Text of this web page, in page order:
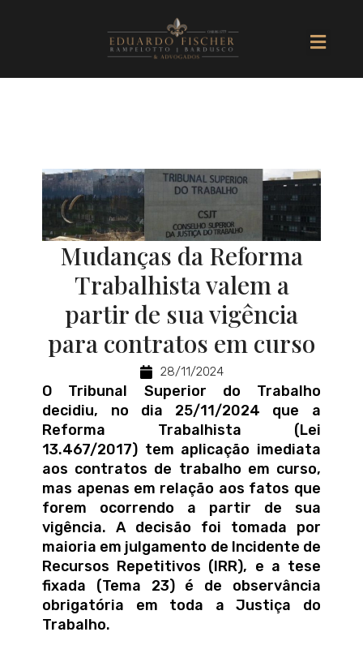
Mudanças da Reforma
Trabalhista valem a
partir de sua vigência
para contratos em curso
28/11/2024
O Tribunal Superior do Trabalho
decidiu, no dia 25/11/2024 que a
Reforma Trabalhista (Lei
13.467/2017) tem aplicação imediata
aos contratos de trabalho em curso,
mas apenas em relação aos fatos que
forem ocorrendo a partir de sua
vigência. A decisão foi tomada por
maioria em julgamento de Incidente de
Recursos Repetitivos (IRR), e a tese
fixada (Tema 23) é de observância
obrigatória em toda a Justiça do
Trabalho.